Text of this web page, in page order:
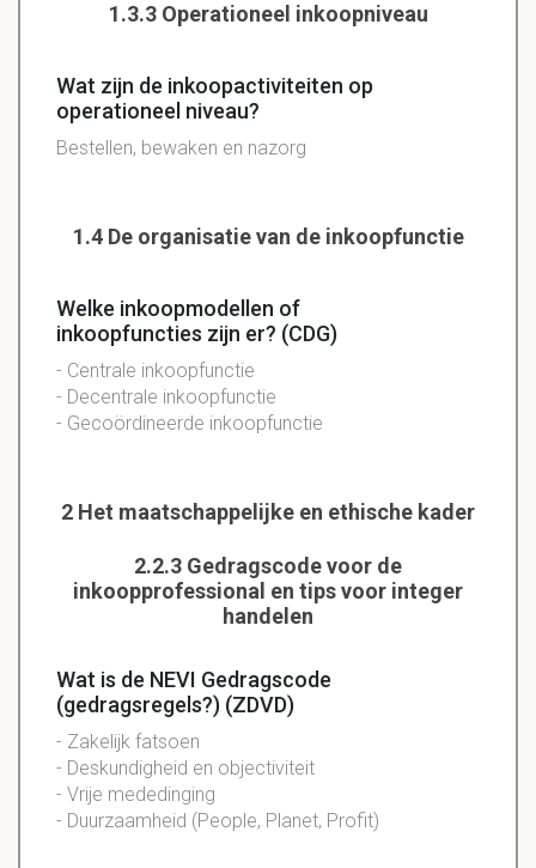
1.3.3 Operationeel inkoopniveau
Wat zijn de inkoopactiviteiten op
operationeel niveau?
Bestellen, bewaken en nazorg
1.4 De organisatie van de inkoopfunctie
Welke inkoopmodellen of
inkoopfuncties zijn er? (CDG)
- Centrale inkoopfunctie
- Decentrale inkoopfunctie
- Gecoördineerde inkoopfunctie
2 Het maatschappelijke en ethische kader
2.2.3 Gedragscode voor de
inkoopprofessional en tips voor integer
handelen
Wat is de NEVI Gedragscode
(gedragsregels?) (ZDVD)
- Zakelijk fatsoen
- Deskundigheid en objectiviteit
- Vrije mededinging
- Duurzaamheid (People, Planet, Profit)